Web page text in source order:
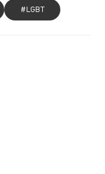
#LGBT